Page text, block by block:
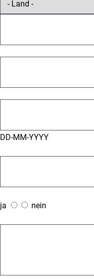
DD-MM-YYYY
ja nein